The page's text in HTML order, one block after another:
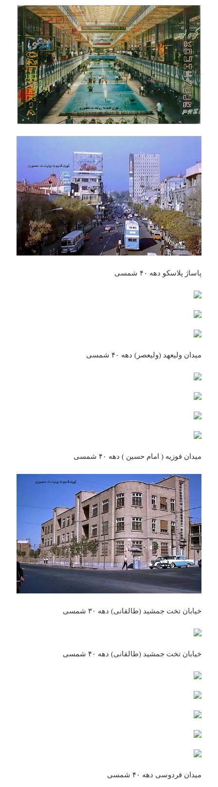
پاساژ پلاسکو دهه ۴۰ شمسی
میدان ولیعهد (ولیعصر) دهه ۴۰ شمسی
میدان فوزیه ( امام حسین ) دهه ۴۰ شمسی
خیابان تخت جمشید (طالقانی) دهه ۳۰ شمسی
خیابان تخت جمشید (طالقانی) دهه ۴۰ شمسی
میدان فردوسی دهه ۴۰ شمسی